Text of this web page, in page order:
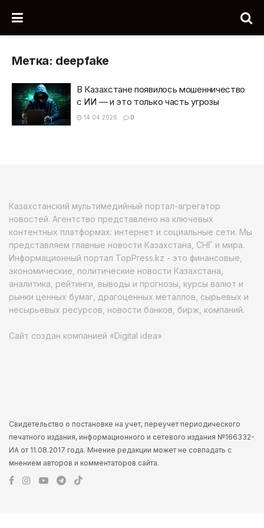
Метка: deepfake
В Казахстане появилось мошенничество
с ИИ — и это только часть угрозы
14.04.2026 0
Казахстанский мультимедийный портал-агрегатор
новостей. Агентство представлено на ключевых
контентных платформах: интернет и социальные сети. Мы
представляем главные новости Казахстана, СНГ и мира.
Информационный портал TopPress.kz - это финансовые,
экономические, политические новости Казахстана,
аналитика, рейтинги, выводы и прогнозы, курсы валют и
рынки ценных бумаг, драгоценных металлов, сырьевых и
несырьевых ресурсов, новости банков, бирж, компаний.
Сайт создан компанией «Digital idea»
Свидетельство о постановке на учет, переучет периодического
печатного издания, информационного и сетевого издания №166332-
ИА от 11.08.2017 года. Мнение редакции может не совпадать с
мнением авторов и комментаторов сайта.